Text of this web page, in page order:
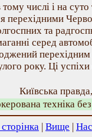
тому числі і на
перехідними
та
серед
перехідним
року. Ці
Київська
техніка
| Вище |